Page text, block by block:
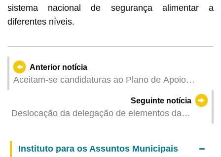
sistema nacional de segurança alimentar a
diferentes níveis.
Anterior notícia
Aceitam-se candidaturas ao Plano de Apoio
Financeiro aos pilotos locais para a participação
no Grande Prémio de Macau e em provas no
exterior no ano 2024 a partir do dia de hoje
Seguinte notícia
Deslocação da delegação de elementos da
ensino superior a São Francisco, nos Estados
Instituto para os Assuntos Municipais